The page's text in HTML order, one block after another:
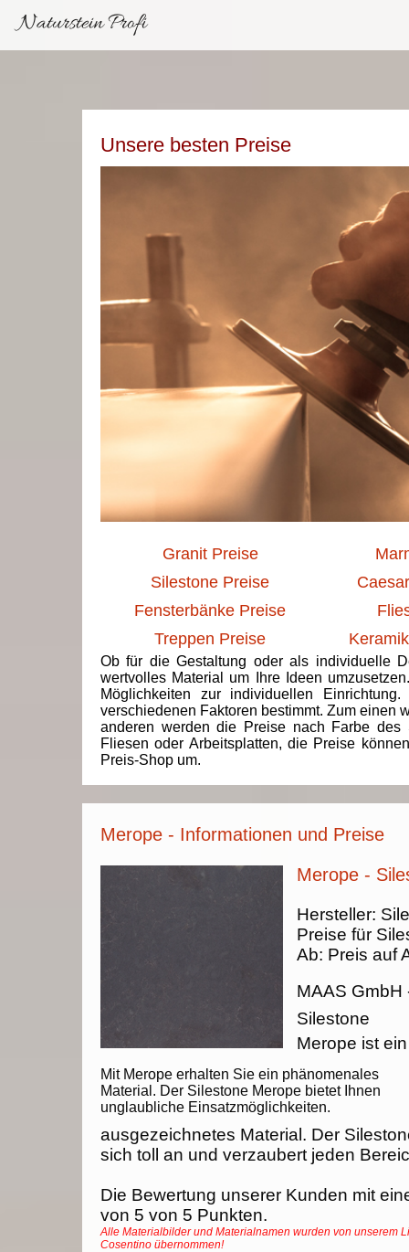
Naturstein Profi
Unsere besten Preise
Granit Preise
Silestone Preise
Fensterbänke Preise
Treppen Preise
Ob für die Gestaltung oder als individuelle
wertvolles Material um Ihre Ideen
Möglichkeiten zur individuellen
verschiedenen Faktoren bestimmt. Zum einen
anderen werden die Preise nach Farbe des
Fliesen oder Arbeitsplatten, die Preise
Preis-Shop um.
Merope - Informationen und Preise
Merope -
Mit Merope erhalten Sie ein phänomenales
Material. Der Silestone Merope bietet Ihnen
unglaubliche Einsatzmöglichkeiten.
Hersteller:
Preise für
Ab: Preis auf
MAAS GmbH
Silestone
Merope ist ein
ausgezeichnetes Material. Der
sich toll an und verzaubert jeden
Die Bewertung unserer Kunden mit
von 5 von 5 Punkten.
Alle Materialbilder und Materialnamen wurden von unserem
Cosentino übernommen!